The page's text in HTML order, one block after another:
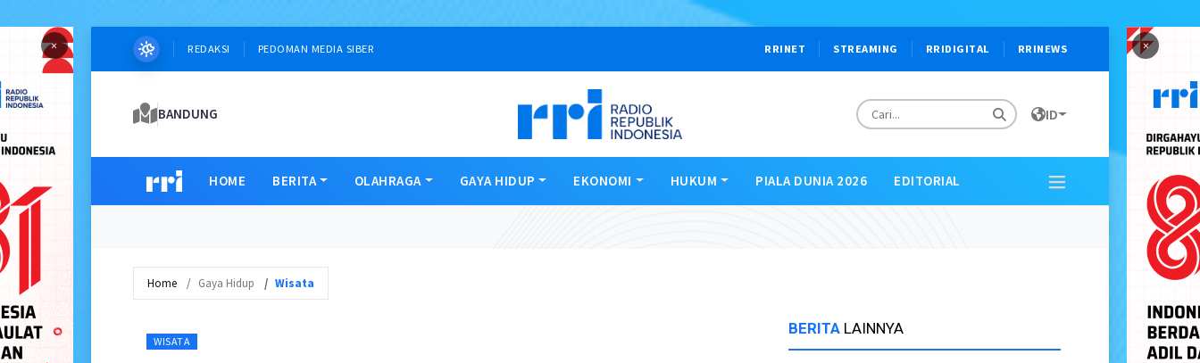
× ×
REDAKSI PEDOMAN MEDIA SIBER RRINET STREAMING RRIDIGITAL RRINEWS
BANDUNG ID
HOME BERITA OLAHRAGA GAYA HIDUP EKONOMI HUKUM PIALA DUNIA 2026 EDITORIAL
Home Gaya Hidup Wisata
WISATA
BERITA LAINNYA